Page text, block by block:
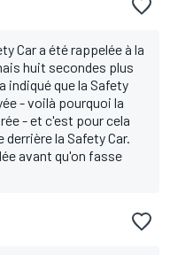
Car a été rappelée à la
huit secondes plus
indiqué que la Safety
- voilà pourquoi la
- et c'est pour cela
la Safety Car.
avant qu'on fasse